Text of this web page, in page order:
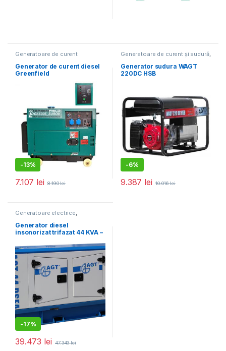
Generatoare de curent
electrice,Promoții
Generator de curent diesel
Greenfield
carcasa insonorizanta,
stationar, monofazat, 5.5
-13%
7.107 lei 8.190lei
Generatoare de curent și sudură,
Generator sudura WAGT
220DC HSB
-6%
9.387 lei 10.016lei
Generatoare electrice,
Generator diesel
insonorizat trifazat 44 KVA –
-17%
39.473 lei 47.343lei